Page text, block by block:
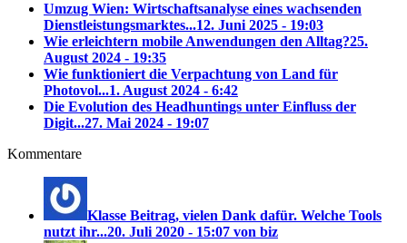
Umzug Wien: Wirtschaftsanalyse eines wachsenden
Dienstleistungsmarktes...12. Juni 2025 - 19:03
Wie erleichtern mobile Anwendungen den Alltag?25.
August 2024 - 19:35
Wie funktioniert die Verpachtung von Land für
Photovol...1. August 2024 - 6:42
Die Evolution des Headhuntings unter Einfluss der
Digit...27. Mai 2024 - 19:07
Kommentare
Klasse Beitrag, vielen Dank dafür. Welche Tools
nutzt ihr...20. Juli 2020 - 15:07 von biz